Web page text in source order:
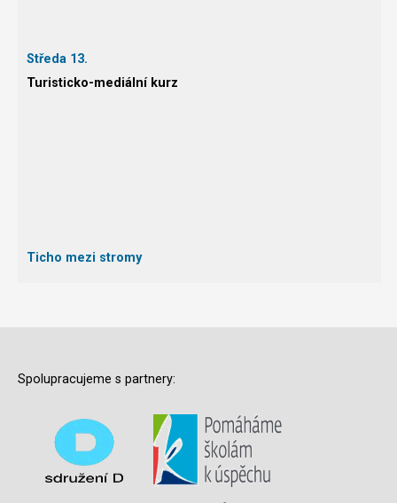
Středa 13.
Turisticko-mediální kurz
Ticho mezi stromy
Spolupracujeme s partnery: